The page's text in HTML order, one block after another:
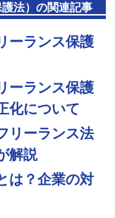
法）の関連記事
ーランス保護
ーランス保護
化について
リーランス法
解説
は？企業の対